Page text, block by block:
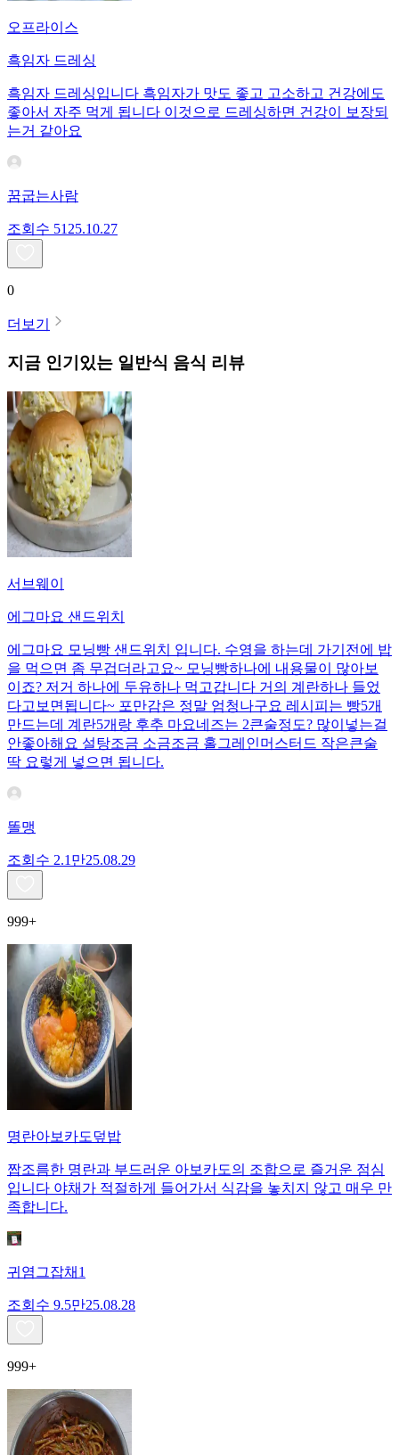
오프라이스
흑임자 드레싱
흑임자 드레싱입니다 흑임자가 맛도 좋고 고소하고 건강에도
좋아서 자주 먹게 됩니다 이것으로 드레싱하면 건강이 보장되
는거 같아요
꿈굽는사람
조회수 51 25.10.27
0
더보기
지금 인기있는 일반식 음식 리뷰
서브웨이
에그마요 샌드위치
에그마요 모닝빵 샌드위치 입니다. 수영을 하는데 가기전에 밥
을 먹으면 좀 무겁더라고요~ 모닝빵하나에 내용물이 많아보
이죠? 저거 하나에 두유하나 먹고갑니다 거의 계란하나 들었
다고보면됩니다~ 포만감은 정말 엄청나구요 레시피는 빵5개
만드는데 계란5개랑 후추 마요네즈는 2큰술정도? 많이넣는걸
안좋아해요 설탕조금 소금조금 홀그레인머스터드 작은큰술
딱 요렇게 넣으면 됩니다.
똘맹
조회수 2.1만25.08.29
999+
명란아보카도덮밥
짭조름한 명란과 부드러운 아보카도의 조합으로 즐거운 점심
입니다 야채가 적절하게 들어가서 식감을 놓치지 않고 매우 만
족합니다.
귀염그잡채1
조회수 9.5만25.08.28
999+